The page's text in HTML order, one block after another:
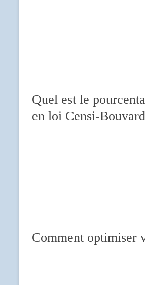
Quel est le
en loi Censi-
Comment optimiser